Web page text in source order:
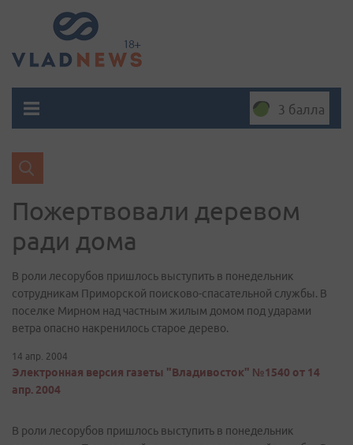
3 балла
Пожертвовали деревом
ради дома
В роли лесорубов пришлось выступить в понедельник
сотрудникам Приморской поисково-спасательной службы. В
поселке Мирном над частным жилым домом под ударами
ветра опасно накренилось старое дерево.
14 апр. 2004
Электронная версия газеты "Владивосток" №1540 от 14
апр. 2004
В роли лесорубов пришлось выступить в понедельник